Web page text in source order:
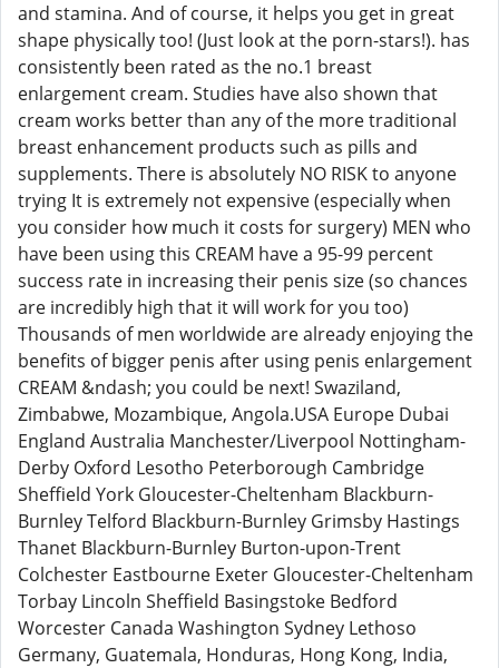
and stamina. And of course, it helps you get in great
shape physically too! (Just look at the porn-stars!). has
consistently been rated as the no.1 breast
enlargement cream. Studies have also shown that
cream works better than any of the more traditional
breast enhancement products such as pills and
supplements. There is absolutely NO RISK to anyone
trying It is extremely not expensive (especially when
you consider how much it costs for surgery) MEN who
have been using this CREAM have a 95-99 percent
success rate in increasing their penis size (so chances
are incredibly high that it will work for you too)
Thousands of men worldwide are already enjoying the
benefits of bigger penis after using penis enlargement
CREAM &ndash; you could be next! Swaziland,
Zimbabwe, Mozambique, Angola.USA Europe Dubai
England Australia Manchester/Liverpool Nottingham-
Derby Oxford Lesotho Peterborough Cambridge
Sheffield York Gloucester-Cheltenham Blackburn-
Burnley Telford Blackburn-Burnley Grimsby Hastings
Thanet Blackburn-Burnley Burton-upon-Trent
Colchester Eastbourne Exeter Gloucester-Cheltenham
Torbay Lincoln Sheffield Basingstoke Bedford
Worcester Canada Washington Sydney Lethoso
Germany, Guatemala, Honduras, Hong Kong, India,